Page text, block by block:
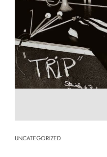
UNCATEGORIZED